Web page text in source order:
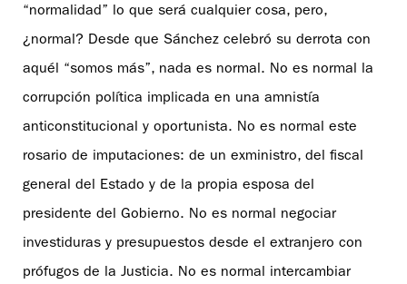
“normalidad” lo que será cualquier cosa, pero,
¿normal? Desde que Sánchez celebró su derrota con
aquél “somos más”, nada es normal. No es normal la
corrupción política implicada en una amnistía
anticonstitucional y oportunista. No es normal este
rosario de imputaciones: de un exministro, del fiscal
general del Estado y de la propia esposa del
presidente del Gobierno. No es normal negociar
investiduras y presupuestos desde el extranjero con
prófugos de la Justicia. No es normal intercambiar